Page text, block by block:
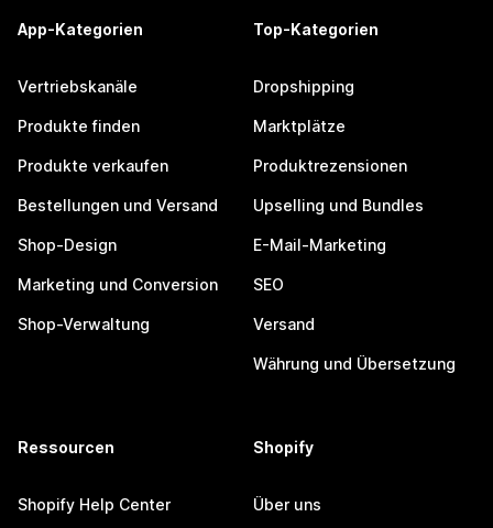
App-Kategorien
Vertriebskanäle
Produkte finden
Produkte verkaufen
Bestellungen und Versand
Shop-Design
Marketing und Conversion
Shop-Verwaltung
Top-Kategorien
Dropshipping
Marktplätze
Produktrezensionen
Upselling und Bundles
E-Mail-Marketing
SEO
Versand
Währung und Übersetzung
Ressourcen
Shopify Help Center
Shopify
Über uns